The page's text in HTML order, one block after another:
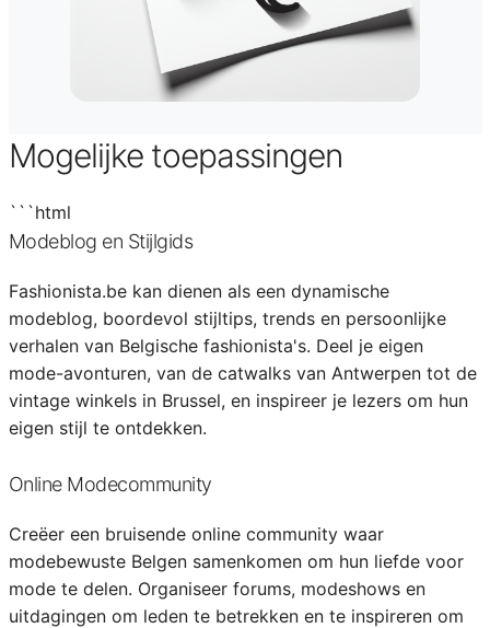
Mogelijke toepassingen
```html
Modeblog en Stijlgids
Fashionista.be kan dienen als een dynamische
modeblog, boordevol stijltips, trends en persoonlijke
verhalen van Belgische fashionista's. Deel je eigen
mode-avonturen, van de catwalks van Antwerpen tot de
vintage winkels in Brussel, en inspireer je lezers om hun
eigen stijl te ontdekken.
Online Modecommunity
Creëer een bruisende online community waar
modebewuste Belgen samenkomen om hun liefde voor
mode te delen. Organiseer forums, modeshows en
uitdagingen om leden te betrekken en te inspireren om